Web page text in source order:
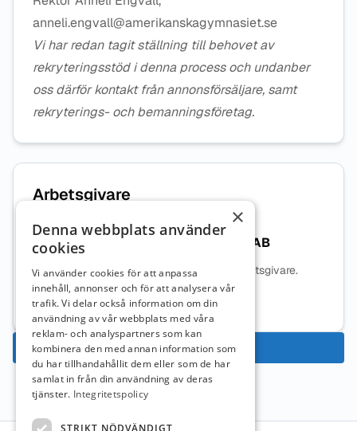
anneli.engvall@amerikanskagymnasiet.se
Vi har redan tagit ställning till behovet av
rekryteringsstöd i denna process och undanber
oss därför kontakt från annonsförsäljare, samt
rekryterings- och bemanningsföretag.
Arbetsgivare
Amerikanska Gymnasiet i Sverige AB
Ingen beskrivning tillgänglig för denna arbetsgivare.
Mer information om arbetsgivaren
Ansök nu
×
Denna webbplats använder
cookies
Vi använder cookies för att anpassa
innehåll, annonser och för att analysera vår
trafik. Vi delar också information om din
användning av vår webbplats med våra
reklam- och analyspartners som kan
kombinera den med annan information som
du har tillhandahållit dem eller som de har
samlat in från din användning av deras
tjänster. Integritetspolicy
STRIKT NÖDVÄNDIGT